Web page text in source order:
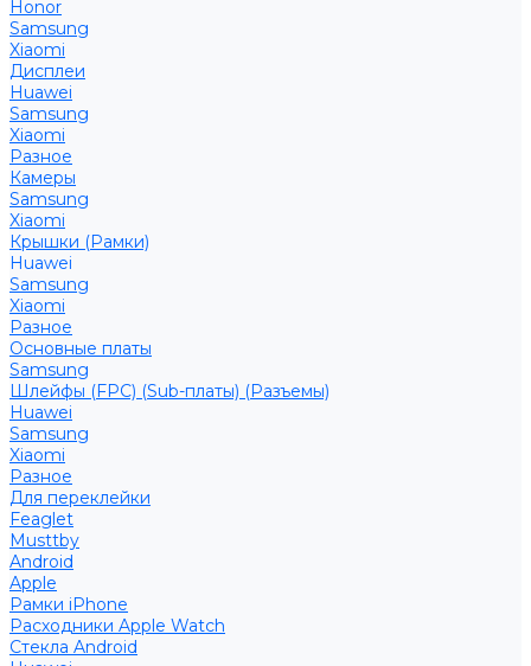
Honor
Samsung
Xiaomi
Дисплеи
Huawei
Samsung
Xiaomi
Разное
Камеры
Samsung
Xiaomi
Крышки (Рамки)
Huawei
Samsung
Xiaomi
Разное
Основные платы
Samsung
Шлейфы (FPC) (Sub-платы) (Разъемы)
Huawei
Samsung
Xiaomi
Разное
Для переклейки
Feaglet
Musttby
Android
Apple
Рамки iPhone
Расходники Apple Watch
Стекла Android